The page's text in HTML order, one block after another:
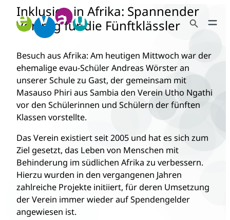
Zum
Inhalt
springen
Search Button
Inklusion in Afrika: Spannender
Vortrag für die Fünftklässler
Besuch aus Afrika: Am heutigen Mittwoch war der
ehemalige evau-Schüler Andreas Wörster an
unserer Schule zu Gast, der gemeinsam mit
Masauso Phiri aus Sambia den Verein Utho Ngathi
vor den Schülerinnen und Schülern der fünften
Klassen vorstellte.
Das Verein existiert seit 2005 und hat es sich zum
Ziel gesetzt, das Leben von Menschen mit
Behinderung im südlichen Afrika zu verbessern.
Hierzu wurden in den vergangenen Jahren
zahlreiche Projekte initiiert, für deren Umsetzung
der Verein immer wieder auf Spendengelder
angewiesen ist.